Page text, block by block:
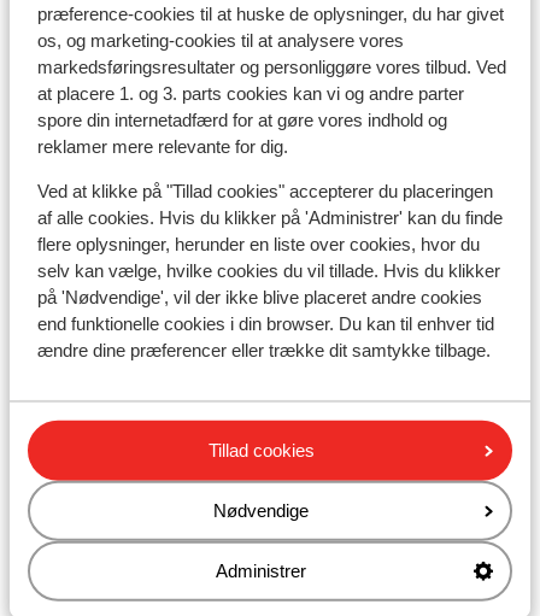
præference-cookies til at huske de oplysninger, du har givet
os, og marketing-cookies til at analysere vores
markedsføringsresultater og personliggøre vores tilbud. Ved
at placere 1. og 3. parts cookies kan vi og andre parter
spore din internetadfærd for at gøre vores indhold og
reklamer mere relevante for dig.
Ved at klikke på "Tillad cookies" accepterer du placeringen
af alle cookies. Hvis du klikker på 'Administrer' kan du finde
flere oplysninger, herunder en liste over cookies, hvor du
selv kan vælge, hvilke cookies du vil tillade. Hvis du klikker
på 'Nødvendige', vil der ikke blive placeret andre cookies
end funktionelle cookies i din browser. Du kan til enhver tid
ændre dine præferencer eller trække dit samtykke tilbage.
Tillad cookies
Nødvendige
Administrer
Résidence l'Arcelle Ancolies
Résidence Montagnettes Le Hameau du Soleil
(Tidl. Soleil 1)
Chalet Mouflon
Résidence Le Val Chavière
Résidence Les Balcons Platinium Val Thorens
Résidence Le Hameau du Kashmir - ekstra
værelser
Résidence Montagnettes Chalets Mica (Tidl.